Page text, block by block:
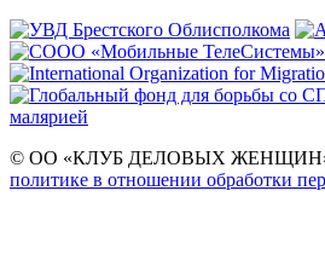
© ОО «КЛУБ ДЕЛОВЫХ
политике в отношении обработки